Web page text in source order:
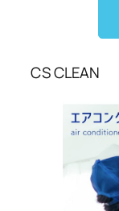
CS CLEAN